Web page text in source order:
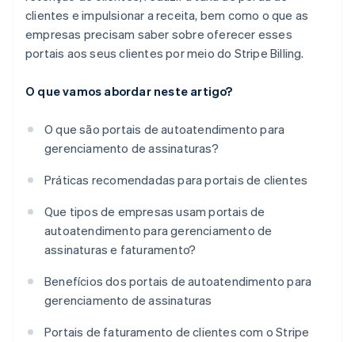
clientes e impulsionar a receita, bem como o que as
empresas precisam saber sobre oferecer esses
portais aos seus clientes por meio do Stripe Billing.
O que vamos abordar neste artigo?
O que são portais de autoatendimento para
gerenciamento de assinaturas?
Práticas recomendadas para portais de clientes
Que tipos de empresas usam portais de
autoatendimento para gerenciamento de
assinaturas e faturamento?
Benefícios dos portais de autoatendimento para
gerenciamento de assinaturas
Portais de faturamento de clientes com o Stripe